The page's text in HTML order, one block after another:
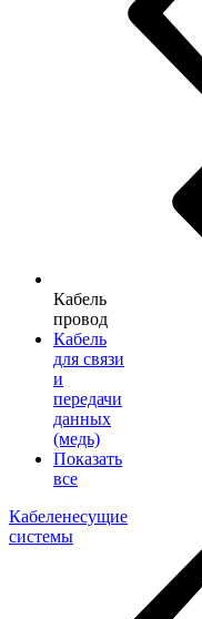
Кабель
провод
Кабель
для связи
и
передачи
данных
(медь)
Показать
все
Кабеленесущие
системы